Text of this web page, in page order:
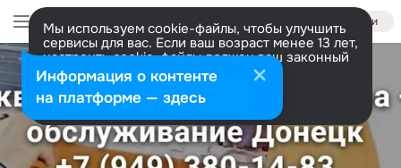
Войти
Мы используем cookie-файлы, чтобы улучшить
сервисы для вас. Если ваш возраст менее 13 лет,
настроить cookie-файлы должен ваш законный
представитель. Больше информации
Разрешить все Настроить
Информация о контенте
на платформе — здесь